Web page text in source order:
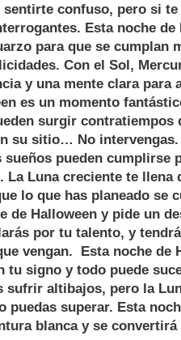
sentirte confuso, pero si
Esta noche
para que se cumplan
Con el Sol,
y una mente clara para
es un momento
surgir
su sitio… No
sueños pueden cumplirse
La Luna creciente te
lo que has planeado
de Halloween y pide un
por tu talento, y
vengan. Esta noche de
tu signo y todo puede
sufrir altibajos, pero la
puedas superar. Esta
blanca y se